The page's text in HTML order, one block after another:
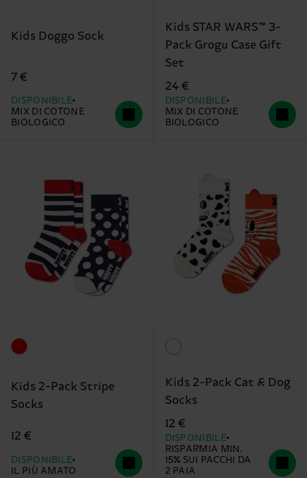
Kids Doggo Sock
7 €
DISPONIBILE
MIX DI COTONE
BIOLOGICO
Kids STAR WARS™ 3-
Pack Grogu Case Gift
Set
24 €
DISPONIBILE
MIX DI COTONE
BIOLOGICO
Kids 2-Pack Stripe
Socks
12 €
DISPONIBILE
IL PIÙ AMATO
Kids 2-Pack Cat & Dog
Socks
12 €
DISPONIBILE
RISPARMIA MIN.
15% SUI PACCHI DA
2 PAIA